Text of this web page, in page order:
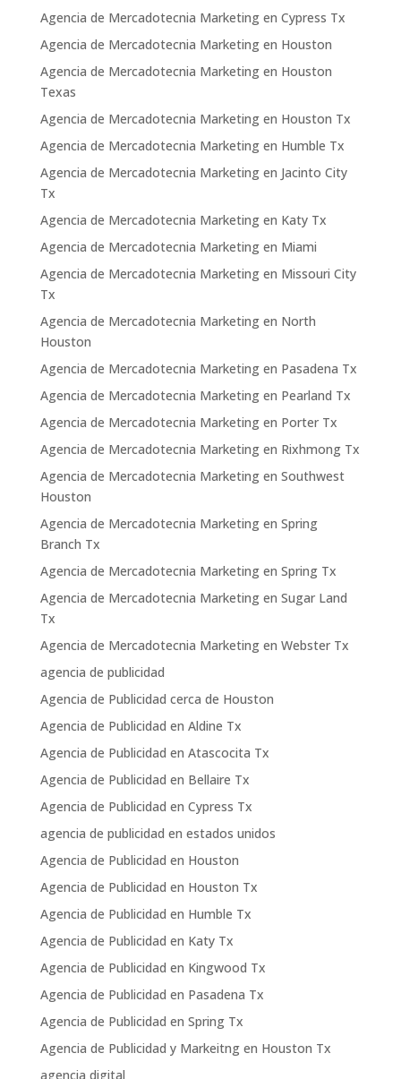
Agencia de Mercadotecnia Marketing en Cypress Tx
Agencia de Mercadotecnia Marketing en Houston
Agencia de Mercadotecnia Marketing en Houston
Texas
Agencia de Mercadotecnia Marketing en Houston Tx
Agencia de Mercadotecnia Marketing en Humble Tx
Agencia de Mercadotecnia Marketing en Jacinto City
Tx
Agencia de Mercadotecnia Marketing en Katy Tx
Agencia de Mercadotecnia Marketing en Miami
Agencia de Mercadotecnia Marketing en Missouri City
Tx
Agencia de Mercadotecnia Marketing en North
Houston
Agencia de Mercadotecnia Marketing en Pasadena Tx
Agencia de Mercadotecnia Marketing en Pearland Tx
Agencia de Mercadotecnia Marketing en Porter Tx
Agencia de Mercadotecnia Marketing en Rixhmong Tx
Agencia de Mercadotecnia Marketing en Southwest
Houston
Agencia de Mercadotecnia Marketing en Spring
Branch Tx
Agencia de Mercadotecnia Marketing en Spring Tx
Agencia de Mercadotecnia Marketing en Sugar Land
Tx
Agencia de Mercadotecnia Marketing en Webster Tx
agencia de publicidad
Agencia de Publicidad cerca de Houston
Agencia de Publicidad en Aldine Tx
Agencia de Publicidad en Atascocita Tx
Agencia de Publicidad en Bellaire Tx
Agencia de Publicidad en Cypress Tx
agencia de publicidad en estados unidos
Agencia de Publicidad en Houston
Agencia de Publicidad en Houston Tx
Agencia de Publicidad en Humble Tx
Agencia de Publicidad en Katy Tx
Agencia de Publicidad en Kingwood Tx
Agencia de Publicidad en Pasadena Tx
Agencia de Publicidad en Spring Tx
Agencia de Publicidad y Markeitng en Houston Tx
agencia digital